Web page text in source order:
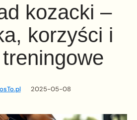
kozacki –
korzyści i
2025-05-08